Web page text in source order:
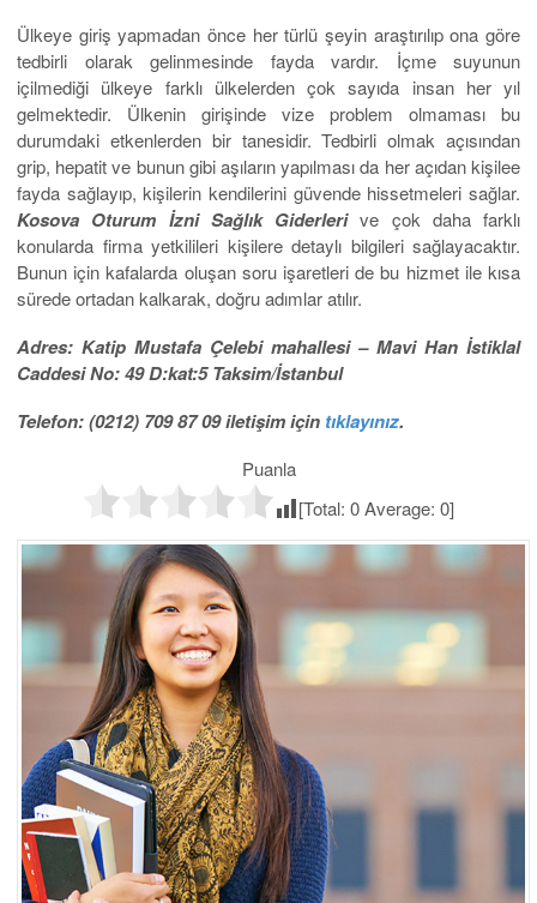
Ülkeye giriş yapmadan önce her türlü şeyin araştırılıp ona göre
tedbirli olarak gelinmesinde fayda vardır. İçme suyunun
içilmediği ülkeye farklı ülkelerden çok sayıda insan her yıl
gelmektedir. Ülkenin girişinde vize problem olmaması bu
durumdaki etkenlerden bir tanesidir. Tedbirli olmak açısından
grip, hepatit ve bunun gibi aşıların yapılması da her açıdan kişilee
fayda sağlayıp, kişilerin kendilerini güvende hissetmeleri sağlar.
Kosova Oturum İzni Sağlık Giderlerive çok daha farklı
konularda firma yetkilileri kişilere detaylı bilgileri sağlayacaktır.
Bunun için kafalarda oluşan soru işaretleri de bu hizmet ile kısa
sürede ortadan kalkarak, doğru adımlar atılır.
Adres: Katip Mustafa Çelebi mahallesi – Mavi Han İstiklal
Caddesi No: 49 D:kat:5 Taksim/İstanbul
Telefon: (0212) 709 87 09 iletişim için tıklayınız.
Puanla
[Total: 0Average: 0]